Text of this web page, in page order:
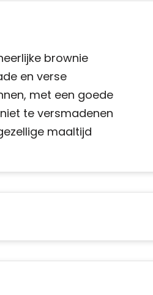
brownie
en verse
met een goede
te versmadenen
maaltijd